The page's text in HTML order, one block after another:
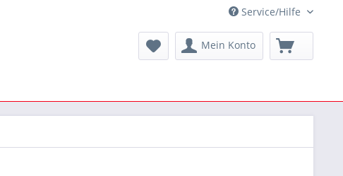
Service/Hilfe
Mein Konto